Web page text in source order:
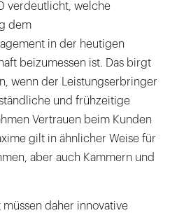
verdeutlicht, welche
dem
in der heutigen
beizumessen ist. Das birgt
wenn der Leistungserbringer
und frühzeitige
Vertrauen beim Kunden
gilt in ähnlicher Weise für
aber auch Kammern und
daher innovative